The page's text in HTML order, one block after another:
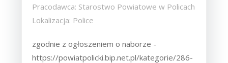
Pracodawca: Starostwo Powiatowe w Policach
Lokalizacja: Police
zgodnie z ogłoszeniem o naborze -
https://powiatpolicki.bip.net.pl/kategorie/286-